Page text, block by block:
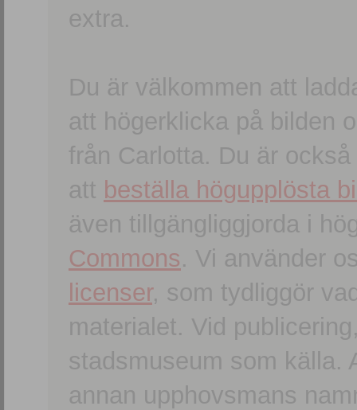
extra.
Du är välkommen att
att högerklicka på bilden
från Carlotta. Du är
att beställa högupplösta
även tillgängliggjorda i
Commons. Vi använder
licenser, som tydliggör
materialet. Vid
stadsmuseum som källa.
annan upphovsmans